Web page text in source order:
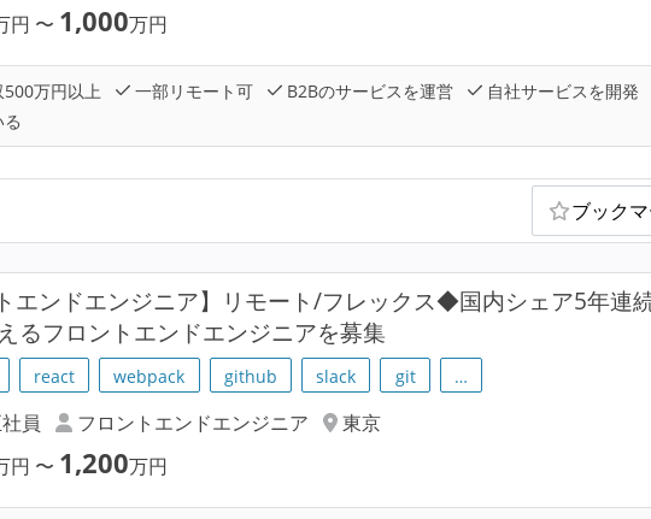
円 〜 1,000万円
万円以上 一部リモート可 B2Bのサービスを運営
自社サービスを開発
ブック
エンドエンジニア】リモート/フレックス◆国内シェア5年連
るフロントエンドエンジニアを募集
react webpack github slack git …
員 フロントエンドエンジニア
東京
円 〜 1,200万円